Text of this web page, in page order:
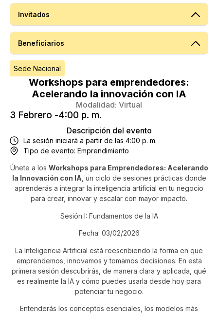
Invitados
Beneficiarios
Sede Nacional
Workshops para emprendedores:
Acelerando la innovación con IA
Modalidad: Virtual
3 Febrero -4:00 p. m.
Descripción del evento
La sesión iniciará a partir de las 4:00 p. m.
Tipo de evento: Emprendimiento
Únete a los Workshops para Emprendedores: Acelerando
la Innovación con IA , un ciclo de sesiones prácticas donde
aprenderás a integrar la inteligencia artificial en tu negocio
para crear, innovar y escalar con mayor impacto.
Sesión I: Fundamentos de la IA
Fecha: 03/02/2026
La Inteligencia Artificial está reescribiendo la forma en que
emprendemos, innovamos y tomamos decisiones. En esta
primera sesión descubrirás, de manera clara y aplicada, qué
es realmente la IA y cómo puedes usarla desde hoy para
potenciar tu negocio.
Entenderás los conceptos esenciales, los modelos más